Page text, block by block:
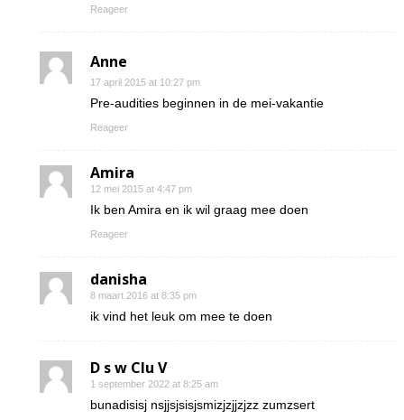
Reageer
Anne
17 april 2015 at 10:27 pm
Pre-audities beginnen in de mei-vakantie
Reageer
Amira
12 mei 2015 at 4:47 pm
Ik ben Amira en ik wil graag mee doen
Reageer
danisha
8 maart 2016 at 8:35 pm
ik vind het leuk om mee te doen
D s w Clu V
1 september 2022 at 8:25 am
bunadisisj nsjjsjsisjsmizjzjjzjzz zumzsert